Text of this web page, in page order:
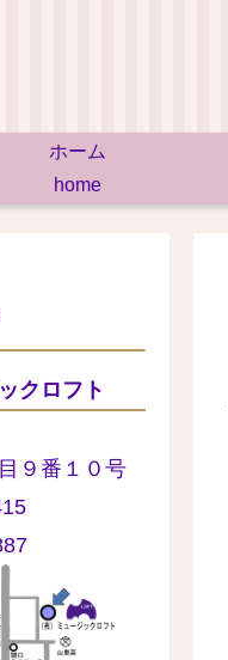
ホーム
home
クロフト
９番１０号